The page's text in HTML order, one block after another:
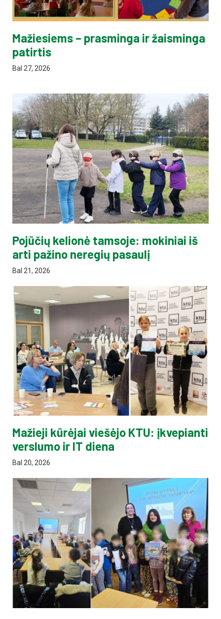
Mažiesiems – prasminga ir žaisminga
patirtis
Bal 27, 2026
Pojūčių kelionė tamsoje: mokiniai iš
arti pažino neregių pasaulį
Bal 21, 2026
Mažieji kūrėjai viešėjo KTU: įkvepianti
verslumo ir IT diena
Bal 20, 2026